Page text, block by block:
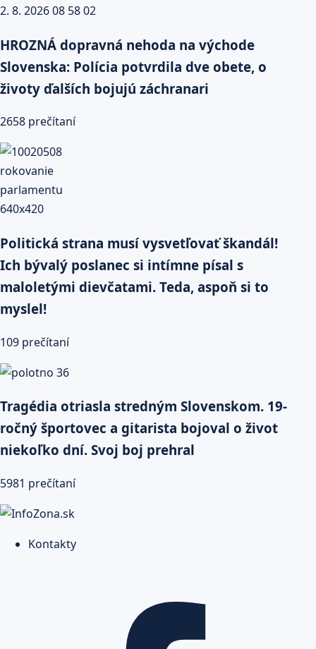
HROZNÁ dopravná nehoda na východe
Slovenska: Polícia potvrdila dve obete, o
životy ďalších bojujú záchranari
2658 prečítaní
Politická strana musí vysvetľovať škandál!
Ich bývalý poslanec si intímne písal s
maloletými dievčatami. Teda, aspoň si to
myslel!
109 prečítaní
Tragédia otriasla stredným Slovenskom. 19-
ročný športovec a gitarista bojoval o život
niekoľko dní. Svoj boj prehral
5981 prečítaní
Kontakty